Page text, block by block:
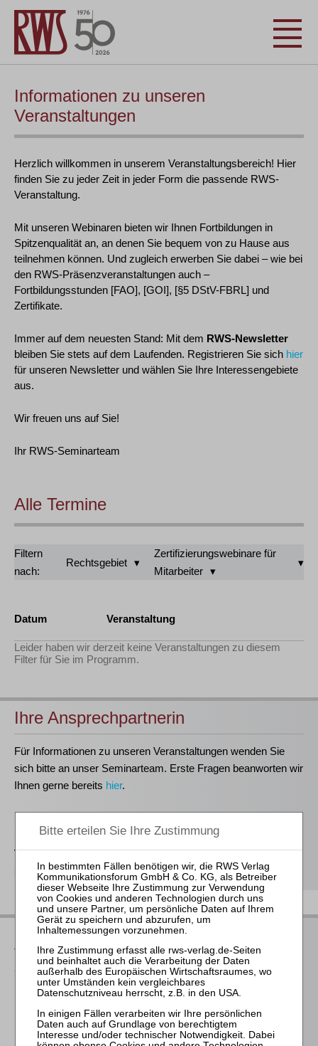
Informationen zu unseren
Veranstaltungen
Herzlich willkommen in unserem Veranstaltungsbereich! Hier
finden Sie zu jeder Zeit in jeder Form die passende RWS-
Veranstaltung.
Mit unseren Webinaren bieten wir Ihnen Fortbildungen in
Spitzenqualität an, an denen Sie bequem von zu Hause aus
teilnehmen können. Und zugleich erwerben Sie dabei – wie bei
den RWS-Präsenzveranstaltungen auch –
Fortbildungsstunden [FAO], [GOI], [§5 DStV-FBRL] und
Zertifikate.
Immer auf dem neuesten Stand: Mit dem RWS-Newsletter
bleiben Sie stets auf dem Laufenden. Registrieren Sie sich hier
für unseren Newsletter und wählen Sie Ihre Interessengebiete
aus.
Wir freuen uns auf Sie!
Ihr RWS-Seminarteam
Alle Termine
Filtern
nach:
Rechtsgebiet
Zertifizierungswebinare für
Mitarbeiter
Datum Veranstaltung
Leider haben wir derzeit keine Veranstaltungen zu diesem
Filter für Sie im Programm.
Ihre Ansprechpartnerin
Für Informationen zu unseren Veranstaltungen wenden Sie
sich bitte an unser Seminarteam. Erste Fragen beanworten wir
Ihnen gerne bereits hier.
Seminarorganisation
T(0221)-400 88-15
seminar@rws-verlag.de
Das bieten Ihnen unsere
Veranstaltungen
Für alle Endgeräte kompatible und browserbasierte
Individuelle Assistenz bis zur Einwahl und Verbindung mit
unserem Online-Seminar